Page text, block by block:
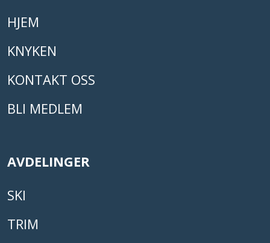
HJEM
KNYKEN
KONTAKT OSS
BLI MEDLEM
AVDELINGER
SKI
TRIM